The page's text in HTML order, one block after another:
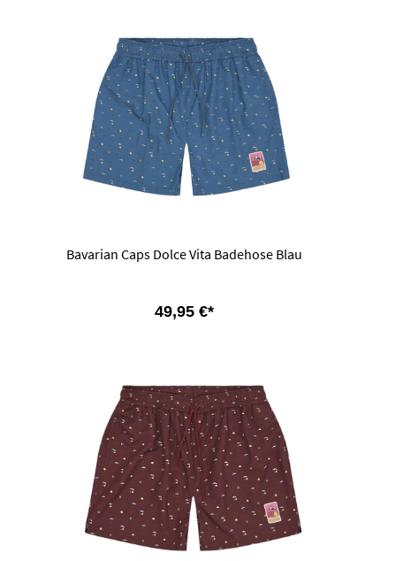
Bavarian Caps Dolce Vita Badehose Blau
49,95 €*